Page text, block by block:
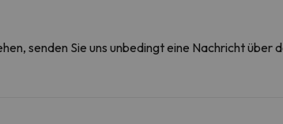
senden Sie uns unbedingt eine Nachricht über